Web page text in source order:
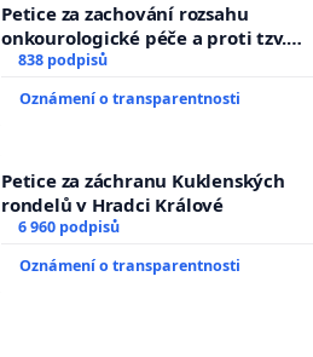
Petice za zachování rozsahu
onkourologické péče a proti tzv.
docentralizaci operačních výkonů
838 podpisů
Oznámení o transparentnosti
Petice za záchranu Kuklenských
rondelů v Hradci Králové
6 960 podpisů
Oznámení o transparentnosti